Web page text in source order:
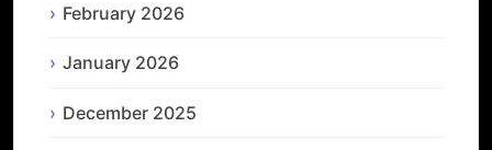
February 2026
January 2026
December 2025